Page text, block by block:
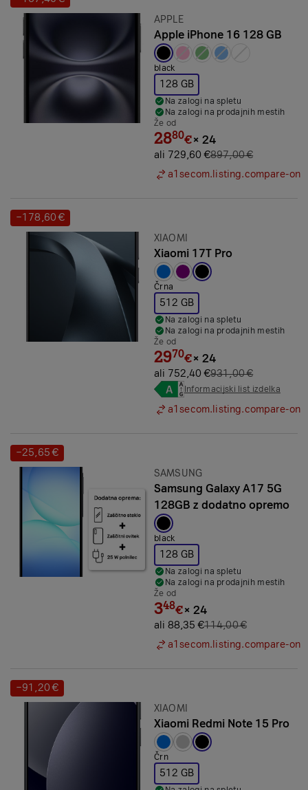
Prihranek:
Znamka:
APPLE
Apple iPhone 16 128 GB
Izbrana barva:
black
128 GB
Na zalogi na spletu
Na zalogi na prodajnih mestih
Že od
2880€× 24
ali 729,60 €897,00 €
a1secom.listing.compare-on
Prihranek:
−178,60 €
Znamka:
XIAOMI
Xiaomi 17T Pro
Izbrana barva:
Črna
512 GB
Na zalogi na spletu
Na zalogi na prodajnih mestih
Že od
2970€× 24
ali 752,40 €931,00 €
Informacijski list izdelka
a1secom.listing.compare-on
Prihranek:
−25,65 €
Znamka:
SAMSUNG
Samsung Galaxy A17 5G
128GB z dodatno opremo
Izbrana barva:
black
128 GB
Na zalogi na spletu
Na zalogi na prodajnih mestih
Že od
348€× 24
ali 88,35 €114,00 €
a1secom.listing.compare-on
Prihranek:
−91,20 €
Znamka:
XIAOMI
Xiaomi Redmi Note 15 Pro
Izbrana barva:
Črn
512 GB